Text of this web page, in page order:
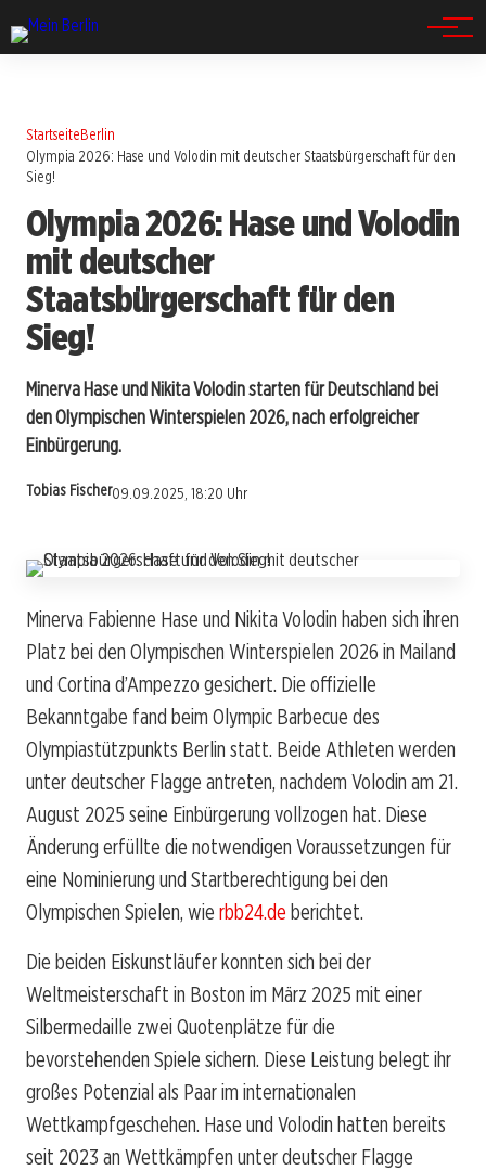
StartseiteBerlin
Olympia 2026: Hase und Volodin mit deutscher Staatsbürgerschaft für den
Sieg!
Olympia 2026: Hase und Volodin
mit deutscher
Staatsbürgerschaft für den
Sieg!
Minerva Hase und Nikita Volodin starten für Deutschland bei
den Olympischen Winterspielen 2026, nach erfolgreicher
Einbürgerung.
Tobias Fischer09.09.2025, 18:20 Uhr
Minerva Fabienne Hase und Nikita Volodin haben sich ihren
Platz bei den Olympischen Winterspielen 2026 in Mailand
und Cortina d’Ampezzo gesichert. Die offizielle
Bekanntgabe fand beim Olympic Barbecue des
Olympiastützpunkts Berlin statt. Beide Athleten werden
unter deutscher Flagge antreten, nachdem Volodin am 21.
August 2025 seine Einbürgerung vollzogen hat. Diese
Änderung erfüllte die notwendigen Voraussetzungen für
eine Nominierung und Startberechtigung bei den
Olympischen Spielen, wie rbb24.de berichtet.
Die beiden Eiskunstläufer konnten sich bei der
Weltmeisterschaft in Boston im März 2025 mit einer
Silbermedaille zwei Quotenplätze für die
bevorstehenden Spiele sichern. Diese Leistung belegt ihr
großes Potenzial als Paar im internationalen
Wettkampfgeschehen. Hase und Volodin hatten bereits
seit 2023 an Wettkämpfen unter deutscher Flagge